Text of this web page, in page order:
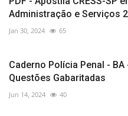
Administração e Serviços
Jan 30, 2024 65
Caderno Polícia Penal -
Questões Gabaritadas
Jun 14, 2024 40